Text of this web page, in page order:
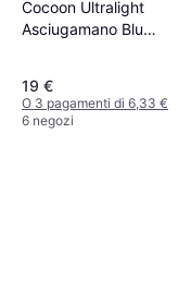
Cocoon Ultralight
Asciugamano Blu
19 €
O 3 pagamenti di 6,33 €
6 negozi